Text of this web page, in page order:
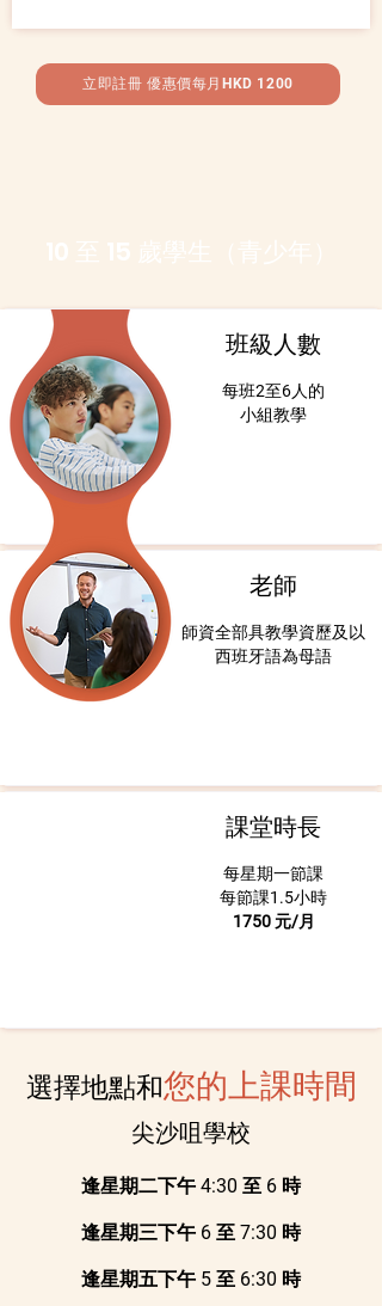
立即註冊 優惠價每月HKD 1200
班級人數
每班2至6人的
小組教學
老師
師資全部具教學資歷及以
西班牙語為母語
課堂時長
每星期一節課
每節課1.5小時
1750 元/月
選擇地點和您的上課時間
尖沙咀學校
逢星期二下午 4:30 至 6 時
逢星期三下午 6 至 7:30 時
逢星期五下午 5 至 6:30 時